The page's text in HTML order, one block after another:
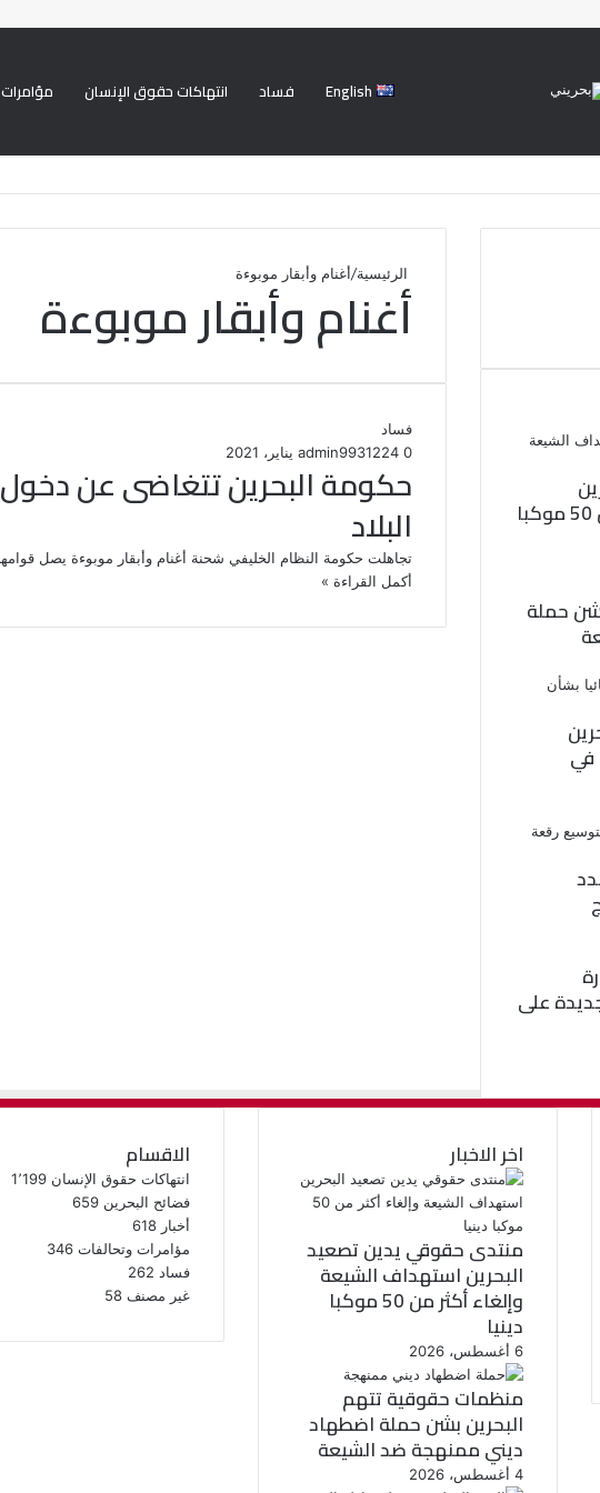
انتهاكات حقوق الإنسان فساد English
الرئيسية/أغنام وأبقار موبوءة
أغنام وأبقار موبوءة
فساد
admin9931 يناير، 2021 0
حكومة البحرين تتغاضى عن
البلاد
تجاهلت حكومة النظام الخليفي شحنة أغنام وأبقار موبوءة يصل قوامها إلى نحو 1600 رأس وصلت إلى البلاد
أكمل القراءة »
استهداف الشيعة وإلغاء أكثر من 50 موكبا
حملة
في
على
الاقسام
انتهاكات حقوق الإنسان 1٬199
فضائح البحرين 659
أخبار 618
مؤامرات وتحالفات 346
فساد 262
غير مصنف 58
اخر الاخبار
منتدى حقوقي يدين تصعيد
البحرين استهداف الشيعة
وإلغاء أكثر من 50 موكبا
دينيا
6 أغسطس، 2026
منظمات حقوقية تتهم
البحرين بشن حملة اضطهاد
ديني ممنهجة ضد الشيعة
4 أغسطس، 2026